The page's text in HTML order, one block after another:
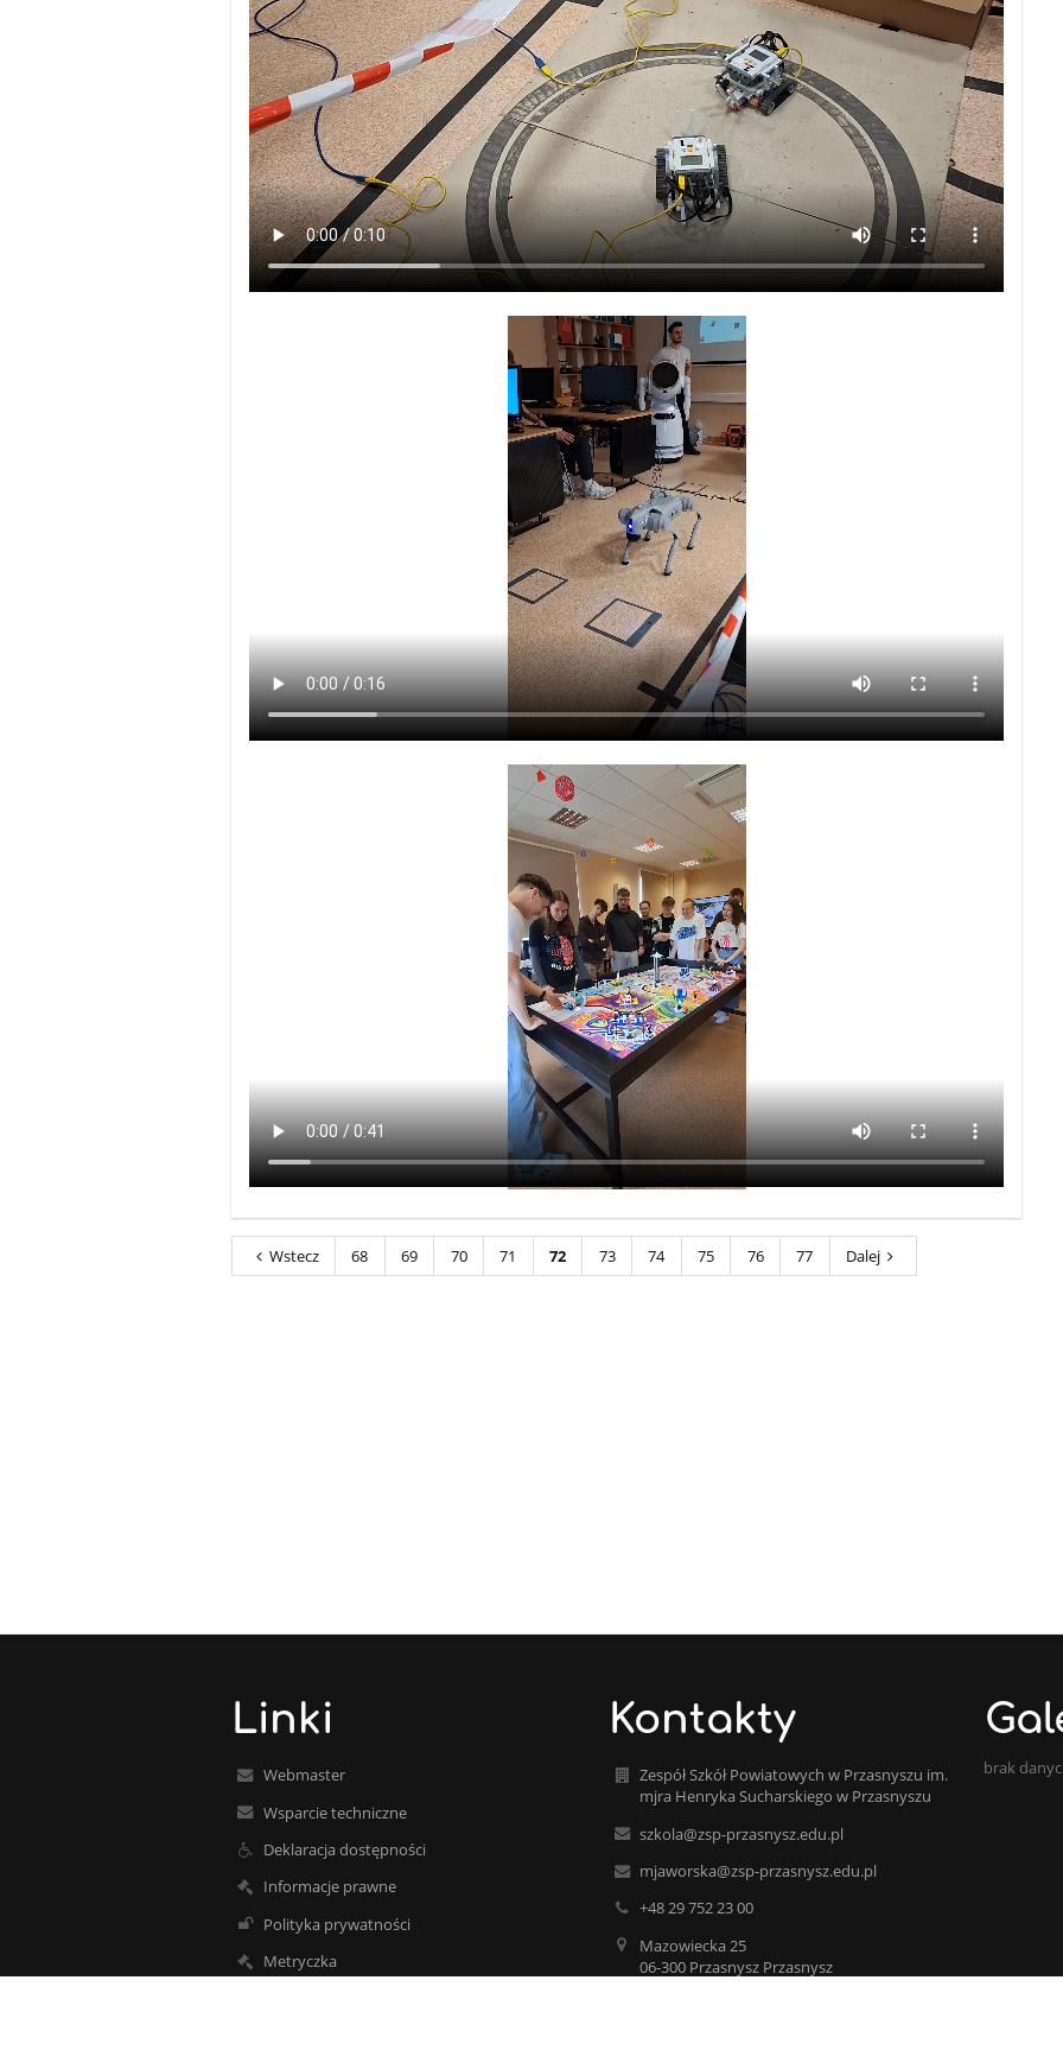
Wstecz 68 69 70 71 72 73 74 75 76 77 Dalej
Linki
Webmaster
Wsparcie techniczne
Deklaracja dostępności
Informacje prawne
Polityka prywatności
Metryczka
Kontakty
Zespół Szkół Powiatowych w Przasnyszu im.
mjra Henryka Sucharskiego w Przasnyszu
szkola@zsp-przasnysz.edu.pl
mjaworska@zsp-przasnysz.edu.pl
+48 29 752 23 00
Mazowiecka 25
06-300 Przasnysz Przasnysz
brak